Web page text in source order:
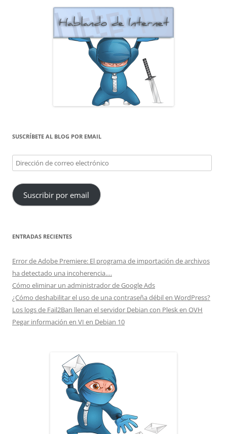
SUSCRÍBETE AL BLOG POR EMAIL
Dirección
de
correo
electrónico
Suscribir por email
ENTRADAS RECIENTES
Error de Adobe Premiere: El programa de importación de archivos
ha detectado una incoherencia….
Cómo eliminar un administrador de Google Ads
¿Cómo deshabilitar el uso de una contraseña débil en WordPress?
Los logs de Fail2Ban llenan el servidor Debian con Plesk en OVH
Pegar información en VI en Debian 10